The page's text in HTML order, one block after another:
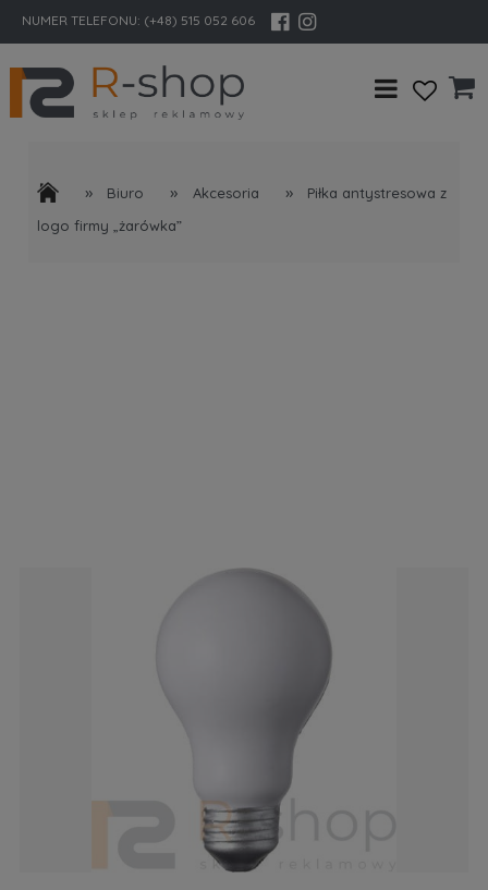
NUMER TELEFONU: (+48) 515 052 606
» Biuro » Akcesoria »
Piłka antystresowa z
logo firmy „żarówka”